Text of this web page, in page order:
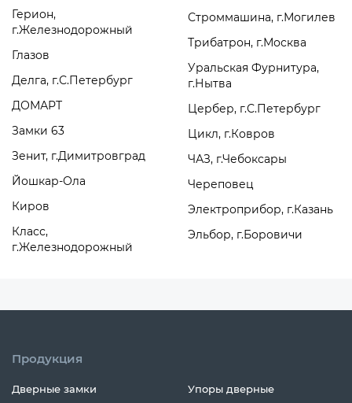
Герион,
г.Железнодорожный
Глазов
Делга, г.С.Петербург
ДОМАРТ
Замки 63
Зенит, г.Димитровград
Йошкар-Ола
Киров
Класс,
г.Железнодорожный
Строммашина, г.Могилев
Трибатрон, г.Москва
Уральская Фурнитура,
г.Нытва
Цербер, г.С.Петербург
Цикл, г.Ковров
ЧАЗ, г.Чебоксары
Череповец
Электроприбор, г.Казань
Эльбор, г.Боровичи
Продукция
Дверные замки
Упоры дверные